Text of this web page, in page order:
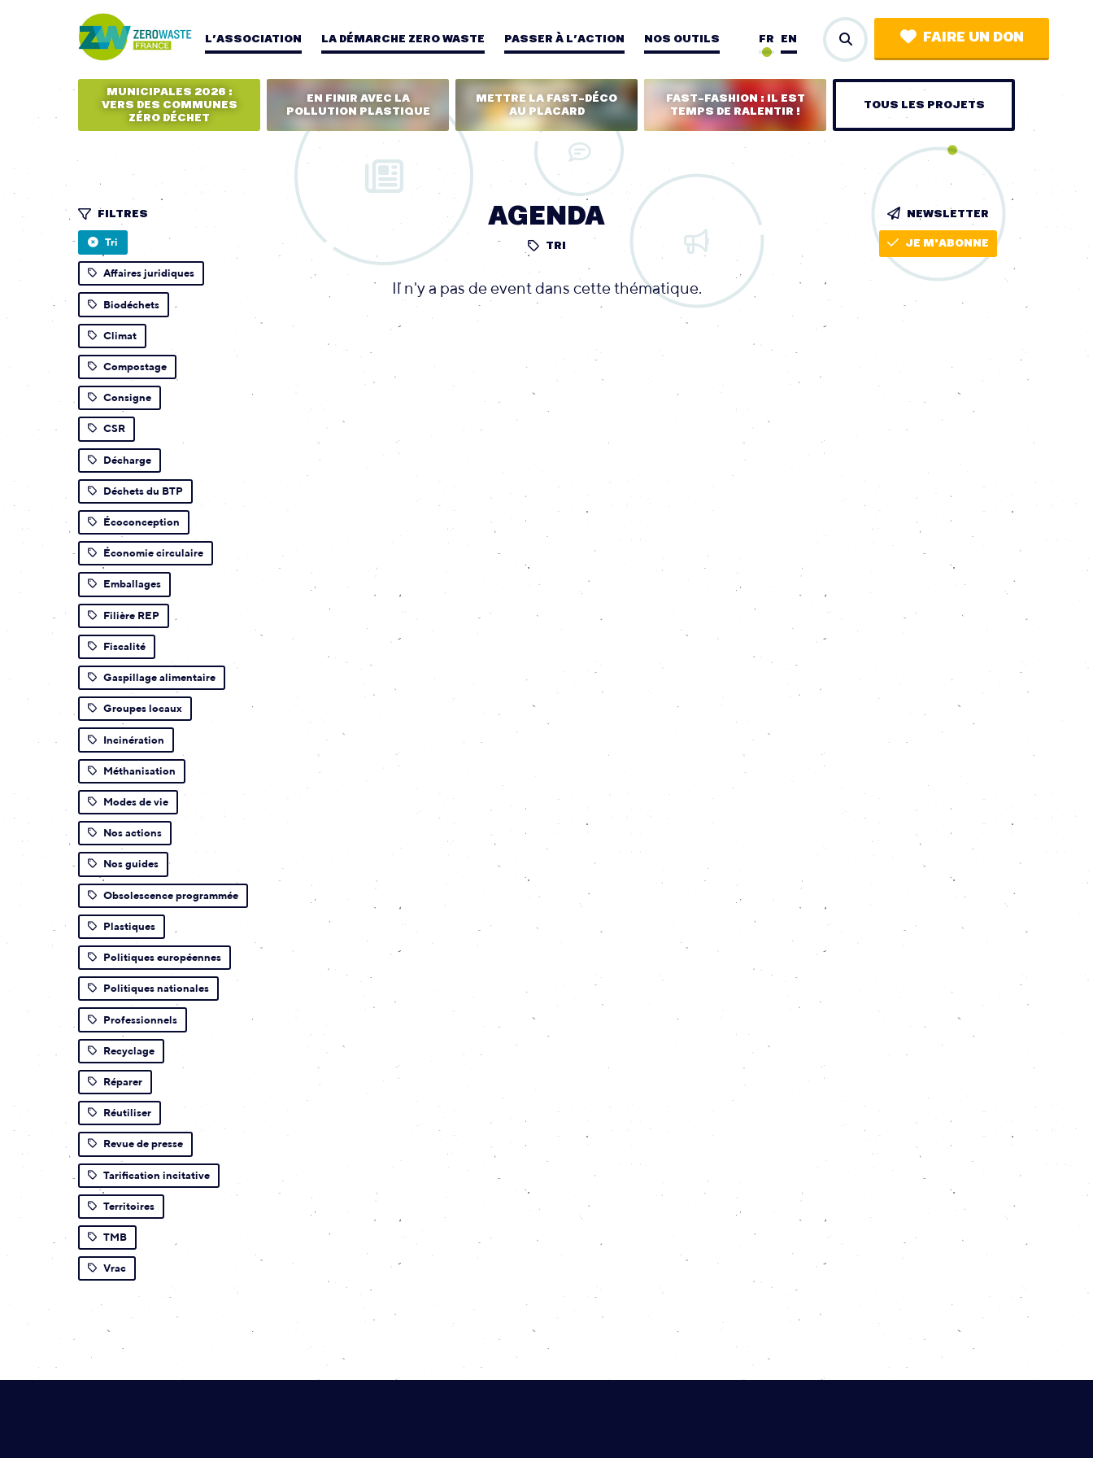
L’ASSOCIATION LA DÉMARCHE ZERO WASTE PASSER À L’ACTION NOS OUTILS EN
FR FAIRE UN DON
MUNICIPALES 2026 :
VERS DES COMMUNES
ZÉRO DÉCHET
EN FINIR AVEC LA
POLLUTION PLASTIQUE
METTRE LA FAST-DÉCO
AU PLACARD
FAST-FASHION : IL EST
TEMPS DE RALENTIR !
TOUS LES PROJETS
FILTRES
Tri
Affaires juridiques
Biodéchets
Climat
Compostage
Consigne
CSR
Décharge
Déchets du BTP
Écoconception
Économie circulaire
Emballages
Filière REP
Fiscalité
Gaspillage alimentaire
Groupes locaux
Incinération
Méthanisation
Modes de vie
Nos actions
Nos guides
Obsolescence programmée
Plastiques
Politiques européennes
Politiques nationales
Professionnels
Recyclage
Réparer
Réutiliser
Revue de presse
Tarification incitative
Territoires
TMB
Vrac
AGENDA
TRI
Il n'y a pas de event dans cette thématique.
NEWSLETTER
JE M'ABONNE